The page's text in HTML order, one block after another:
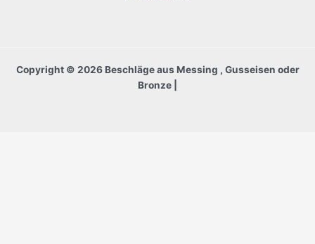
Copyright © 2026 Beschläge aus Messing , Gusseisen oder
Bronze |